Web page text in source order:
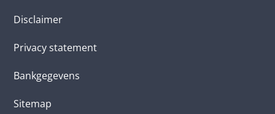
Disclaimer
Privacy statement
Bankgegevens
Sitemap